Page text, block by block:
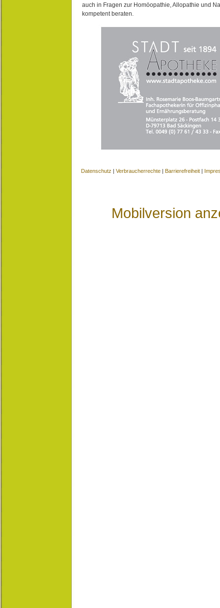
auch in Fragen zur Homöopathie, Allopathie und
kompetent beraten.
Datenschutz | Verbraucherrechte | Barrierefreiheit |
Mobilversion